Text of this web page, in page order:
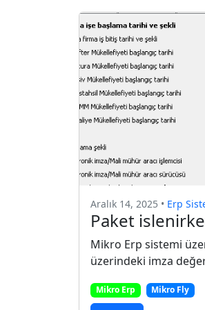
Aralık 14, 2025 • Erp
Paket
Mikro Erp sistemi
üzerindeki imza
Mikro Erp Mikro Fly